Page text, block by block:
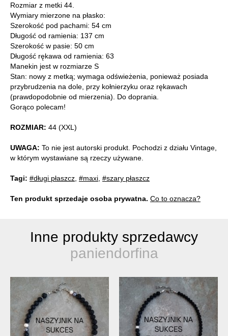
Rozmiar z metki 44.
Wymiary mierzone na płasko:
Szerokość pod pachami: 54 cm
Długość od ramienia: 137 cm
Szerokość w pasie: 50 cm
Długość rękawa od ramienia: 63
Manekin jest w rozmiarze S
Stan: nowy z metką; wymaga odświeżenia, ponieważ posiada
przybrudzenia na dole, przy kołnierzyku oraz rękawach
(prawdopodobnie od mierzenia). Do doprania.
Gorąco polecam!
ROZMIAR: 44 (XXL)
UWAGA: To nie jest autorski produkt. Pochodzi z działu Vintage,
w którym wystawiane są rzeczy używane.
Tagi: #długi płaszcz, #maxi, #szary płaszcz
Ten produkt sprzedaje osoba prywatna. Co to oznacza?
Inne produkty sprzedawcy
paniendorfina